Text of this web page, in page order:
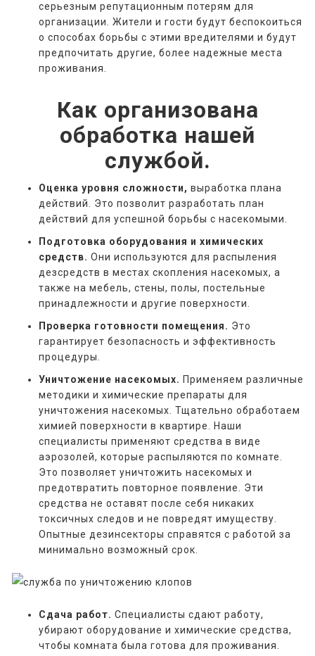
серьезным репутационным потерям для
организации. Жители и гости будут беспокоиться
о способах борьбы с этими вредителями и будут
предпочитать другие, более надежные места
проживания.
Как организована
обработка нашей
службой.
Оценка уровня сложности, выработка плана
действий. Это позволит разработать план
действий для успешной борьбы с насекомыми.
Подготовка оборудования и химических
средств. Они используются для распыления
дезсредств в местах скопления насекомых, а
также на мебель, стены, полы, постельные
принадлежности и другие поверхности.
Проверка готовности помещения. Это
гарантирует безопасность и эффективность
процедуры.
Уничтожение насекомых. Применяем различные
методики и химические препараты для
уничтожения насекомых. Тщательно обработаем
химией поверхности в квартире. Наши
специалисты применяют средства в виде
аэрозолей, которые распыляются по комнате.
Это позволяет уничтожить насекомых и
предотвратить повторное появление. Эти
средства не оставят после себя никаких
токсичных следов и не повредят имуществу.
Опытные дезинсекторы справятся с работой за
минимально возможный срок.
Сдача работ. Специалисты сдают работу,
убирают оборудование и химические средства,
чтобы комната была готова для проживания.